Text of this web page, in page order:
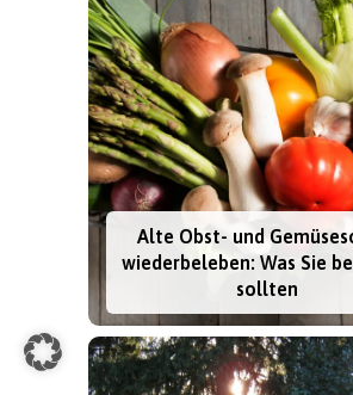
Alte Obst- und
wiederbeleben: Was Sie
sollten